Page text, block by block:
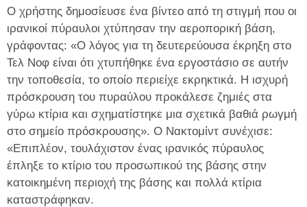
Ο χρήστης δημοσίευσε ένα βίντεο από τη στιγμή που οι
ιρανικοί πύραυλοι χτύπησαν την αεροπορική βάση,
γράφοντας: «Ο λόγος για τη δευτερεύουσα έκρηξη στο
Τελ Νοφ είναι ότι χτυπήθηκε ένα εργοστάσιο σε αυτήν
την τοποθεσία, το οποίο περιείχε εκρηκτικά. Η ισχυρή
πρόσκρουση του πυραύλου προκάλεσε ζημιές στα
γύρω κτίρια και σχηματίστηκε μια σχετικά βαθιά ρωγμή
στο σημείο πρόσκρουσης». Ο Νακτομίντ συνέχισε:
«Επιπλέον, τουλάχιστον ένας ιρανικός πύραυλος
έπληξε το κτίριο του προσωπικού της βάσης στην
κατοικημένη περιοχή της βάσης και πολλά κτίρια
καταστράφηκαν.